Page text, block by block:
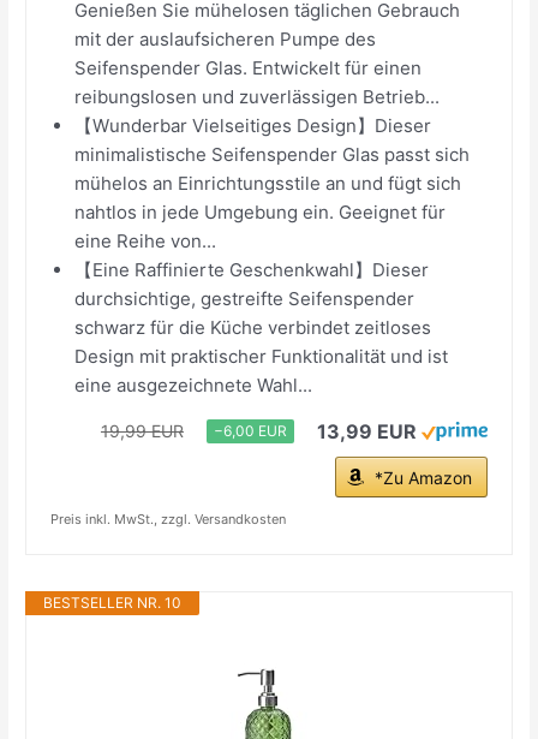
Genießen Sie mühelosen täglichen Gebrauch
mit der auslaufsicheren Pumpe des
Seifenspender Glas. Entwickelt für einen
reibungslosen und zuverlässigen Betrieb...
【Wunderbar Vielseitiges Design】Dieser
minimalistische Seifenspender Glas passt sich
mühelos an Einrichtungsstile an und fügt sich
nahtlos in jede Umgebung ein. Geeignet für
eine Reihe von...
【Eine Raffinierte Geschenkwahl】Dieser
durchsichtige, gestreifte Seifenspender
schwarz für die Küche verbindet zeitloses
Design mit praktischer Funktionalität und ist
eine ausgezeichnete Wahl...
19,99 EUR −6,00 EUR 13,99 EUR
*Zu Amazon
Preis inkl. MwSt., zzgl. Versandkosten
BESTSELLER NR. 10